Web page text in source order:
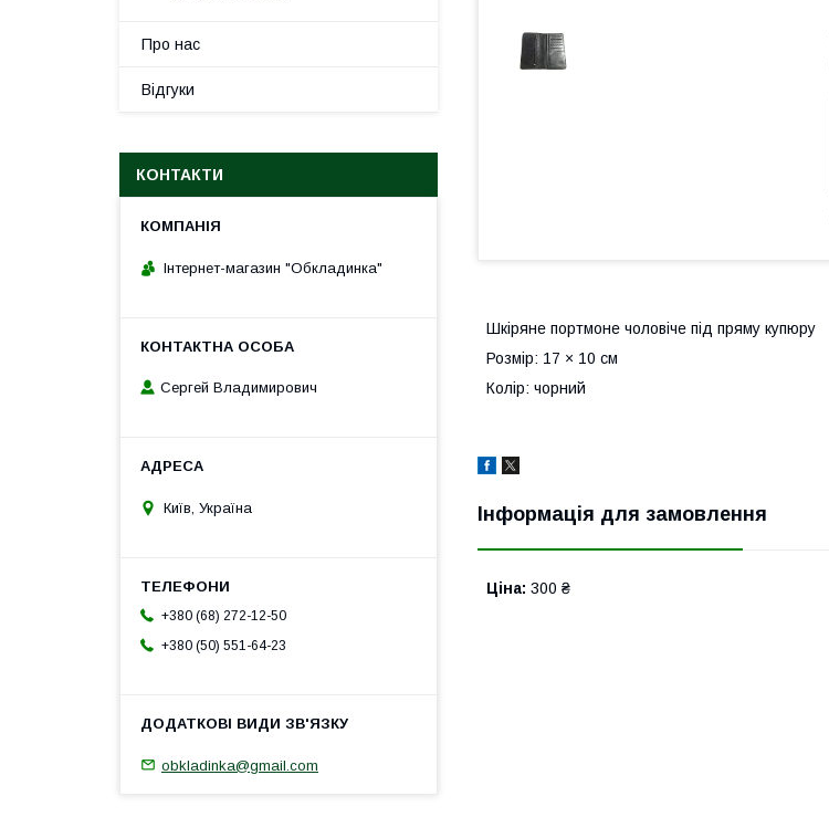
Шкіряне портмоне чоловіче під пряму купюру
Розмір: 17 × 10 см
Колір: чорний
Інформація для замовлення
Ціна: 300 ₴
Про нас
Відгуки
КОНТАКТИ
Інтернет-магазин "Обкладинка"
Сергей Владимирович
Київ, Україна
+380 (68) 272-12-50
+380 (50) 551-64-23
obkladinka@gmail.com